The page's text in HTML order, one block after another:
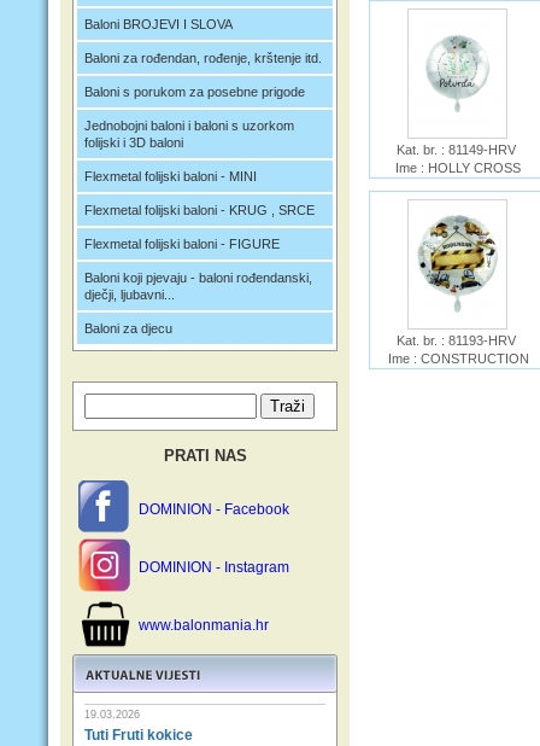
Baloni BROJEVI I SLOVA
Baloni za rođendan, rođenje, krštenje itd.
Baloni s porukom za posebne prigode
Jednobojni baloni i baloni s uzorkom
folijski i 3D baloni
Flexmetal folijski baloni - MINI
Flexmetal folijski baloni - KRUG , SRCE
Flexmetal folijski baloni - FIGURE
Baloni koji pjevaju - baloni rođendanski,
dječji, ljubavni...
Baloni za djecu
PRATI NAS
DOMINION - Facebook
DOMINION - Instagram
www.balonmania.hr
19.03.2026
Tuti Fruti kokice
Kat. br. : 81149-HRV
Ime : HOLLY CROSS
Kat. br. : 81193-HRV
Ime : CONSTRUCTION